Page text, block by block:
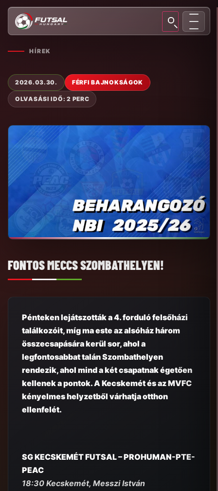
HÍREK
2026.03.30. FÉRFI BAJNOKSÁGOK
OLVASÁSI IDŐ: 2 PERC
FONTOS MECCS SZOMBATHELYEN!
Pénteken lejátszották a 4. forduló felsőházi
találkozóit, míg ma este az alsóház három
összecsapására kerül sor, ahol a
legfontosabbat talán Szombathelyen
rendezik, ahol mind a két csapatnak égetően
kellenek a pontok. A Kecskemét és az MVFC
kényelmes helyzetből várhatja otthon
ellenfelét.
SG KECSKEMÉT FUTSAL – PROHUMAN-PTE-
PEAC
18:30 Kecskemét, Messzi István